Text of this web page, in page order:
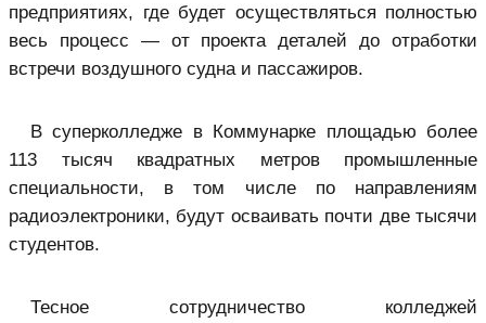
предприятиях, где будет осуществляться полностью
весь процесс — от проекта деталей до отработки
встречи воздушного судна и пассажиров.
В суперколледже в Коммунарке площадью более
113 тысяч квадратных метров промышленные
специальности, в том числе по направлениям
радиоэлектроники, будут осваивать почти две тысячи
студентов.
Тесное сотрудничество колледжей